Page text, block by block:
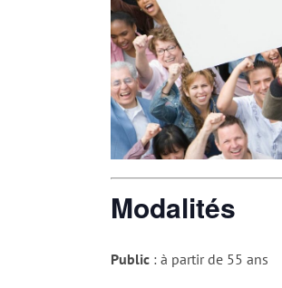
Modalités
Public : à partir de 55 ans